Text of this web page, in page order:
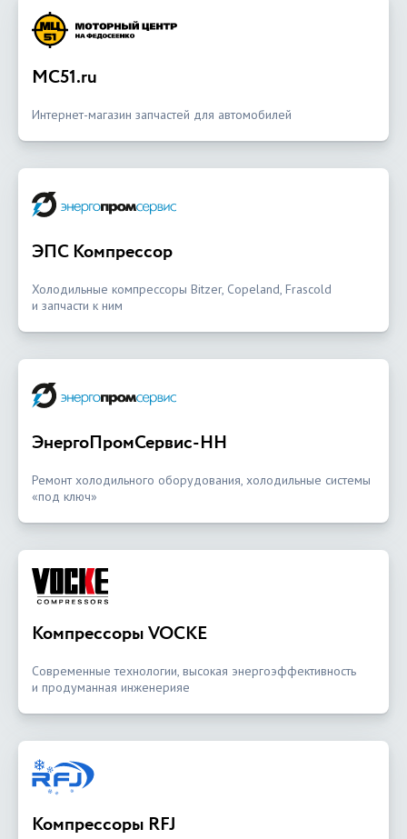
MC51.ru
Интернет-магазин запчастей для автомобилей
ЭПС Компрессор
Холодильные компрессоры Bitzer, Copeland, Frascold
и запчасти к ним
ЭнергоПромСервис-НН
Ремонт холодильного оборудования, холодильные системы
«под ключ»
Компрессоры VOCKE
Современные технологии, высокая энергоэффективность
и продуманная инженерияе
Компрессоры RFJ